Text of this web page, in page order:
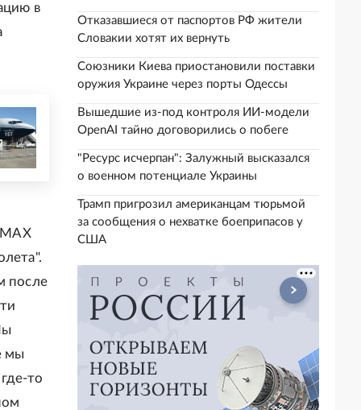
в
после
мы
то
Отказавшиеся от паспортов РФ жители
Словакии хотят их вернуть
Союзники Киева приостановили поставки
оружия Украине через порты Одессы
Вышедшие из-под контроля ИИ-модели
OpenAI тайно договорились о побеге
"Ресурс исчерпан": Залужный высказался
о военном потенциале Украины
Трамп пригрозил американцам тюрьмой
за сообщения о нехватке боеприпасов у
США